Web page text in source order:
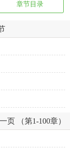
章节目录
页 （第1-100章）